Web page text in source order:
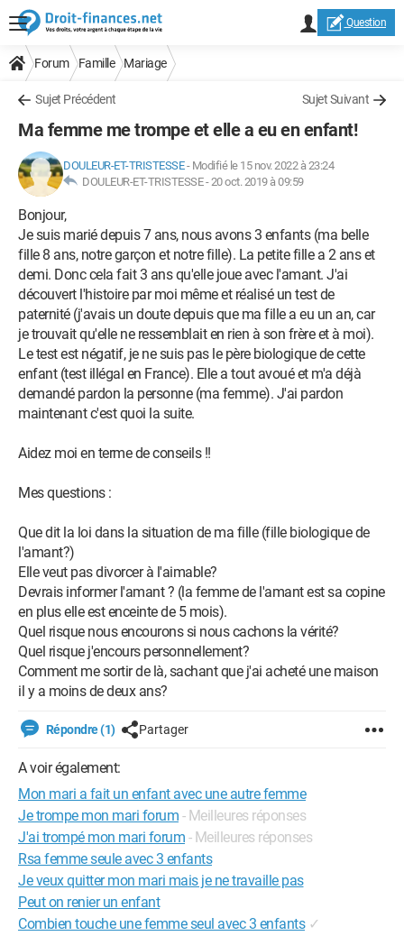
Question
Forum Famille Mariage
Sujet Précédent Sujet Suivant
Ma femme me trompe et elle a eu en enfant!
DOULEUR-ET-TRISTESSE- Modifié le 15 nov. 2022 à 23:24
DOULEUR-ET-TRISTESSE -20 oct. 2019 à 09:59
Bonjour,
Je suis marié depuis 7 ans, nous avons 3 enfants (ma belle
fille 8 ans, notre garçon et notre fille). La petite fille a 2 ans et
demi. Donc cela fait 3 ans qu'elle joue avec l'amant. J'ai
découvert l'histoire par moi même et réalisé un test de
paternité (j'avais un doute depuis que ma fille a eu un an, car
je trouvait qu'elle ne ressemblait en rien à son frère et à moi).
Le test est négatif, je ne suis pas le père biologique de cette
enfant (test illégal en France). Elle a tout avoué et m'a déjà
demandé pardon la personne (ma femme). J'ai pardon
maintenant c'est quoi la suite.
Aidez moi en terme de conseils !!
Mes questions :
Que dit la loi dans la situation de ma fille (fille biologique de
l'amant?)
Elle veut pas divorcer à l'aimable?
Devrais informer l'amant ? (la femme de l'amant est sa copine
en plus elle est enceinte de 5 mois).
Quel risque nous encourons si nous cachons la vérité?
Quel risque j'encours personnellement?
Comment me sortir de là, sachant que j'ai acheté une maison
il y a moins de deux ans?
Répondre (1) Partager
A voir également:
Mon mari a fait un enfant avec une autre femme
Je trompe mon mari forum - Meilleures réponses
J'ai trompé mon mari forum - Meilleures réponses
Rsa femme seule avec 3 enfants
Je veux quitter mon mari mais je ne travaille pas
Peut on renier un enfant
Combien touche une femme seul avec 3 enfants ✓